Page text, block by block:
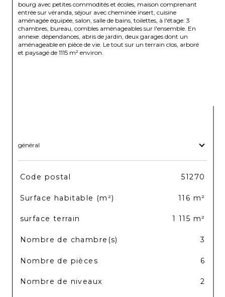
bourg avec petites commodités et écoles, maison comprenant
entrée sur véranda, séjour avec cheminée insert, cuisine
aménagée équipée, salon, salle de bains, toilettes, à l'étage: 3
chambres, bureau, combles aménageables sur l'ensemble. En
annexe: dépendances, abris de jardin, deux garages dont un
aménageable en pièce de vie. Le tout sur un terrain clos, arboré
et paysagé de 1115 m² environ.
général
TRAD_SIROCCO_Caracteristique
Code postal 51270
Surface habitable (m²) 116 m²
surface terrain 1 115 m²
Nombre de chambre(s) 3
Nombre de pièces 6
Nombre de niveaux 2